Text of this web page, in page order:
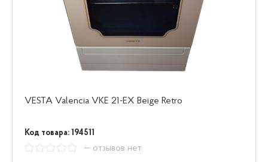
VESTA Valencia VKE 21-EX Beige Retro
Код товара: 194511
— отзывов нет